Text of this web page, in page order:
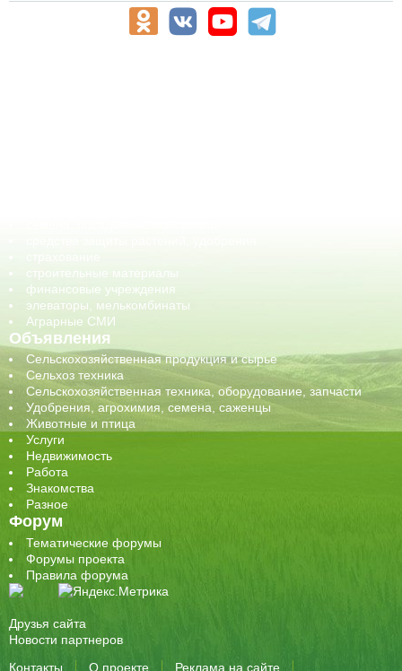
строительные материалы
финансовые учреждения
элеваторы, мелькомбинаты
Аграрные СМИ
Объявления
Сельскохозяйственная продукция и сырье
Сельхоз техника
Сельскохозяйственная техника, оборудование, запчасти
Удобрения, агрохимия, семена, саженцы
Животные и птица
Услуги
Недвижимость
Работа
Знакомства
Разное
Форум
Тематические форумы
Форумы проекта
Правила форума
Друзья сайта
Новости партнеров
Контакты
О проекте Реклама на сайте